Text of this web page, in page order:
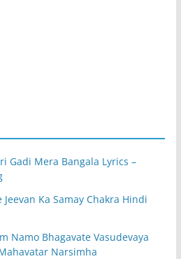
Gadi Mera Bangala Lyrics –
Jeevan Ka Samay Chakra Hindi
Namo Bhagavate Vasudevaya
Narsimha